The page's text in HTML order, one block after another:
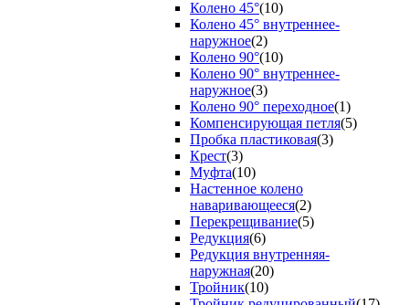
Колено 45°(10)
Колено 45° внутреннее-
наружное(2)
Колено 90°(10)
Колено 90° внутреннее-
наружное(3)
Колено 90° переходное(1)
Компенсирующая петля(5)
Пробка пластиковая(3)
Крест(3)
Муфта(10)
Настенное колено
наваривающееся(2)
Перекрещивание(5)
Редукция(6)
Редукция внутренняя-
наружная(20)
Тройник(10)